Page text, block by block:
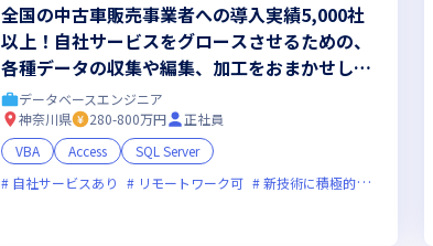
全国の中古車販売事業者への導入実績5,000社
以上！自社サービスをグロースさせるための、
各種データの収集や編集、加工をおまかせしま
すデータベースエンジニア
神奈川県
280-800万円
正社員
VBA
Access
SQL Server
自社サービスあり
リモートワーク可 新技術に積極的